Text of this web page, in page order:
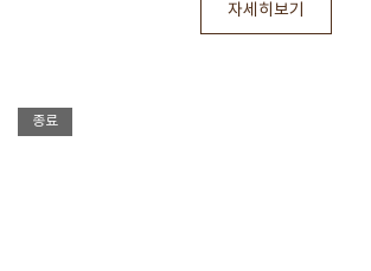
자세히보기
종료